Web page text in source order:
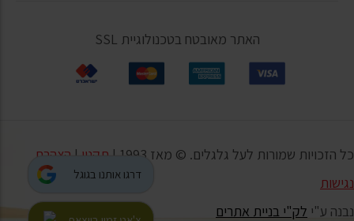
דרגו אותנו בגוגל
האתר מאובטח בטכנולוגיית SSL
כל הזכויות שמורות לעל גלגלים. © מאז 1993 | תקנון | הצהרת
נגישות
נבנה ע"י לק"י בניית אתרים